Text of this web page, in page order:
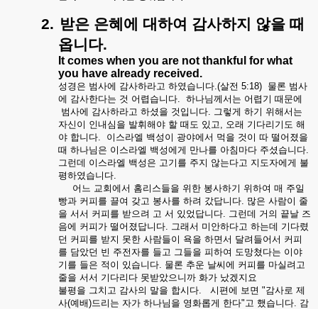
2. 받은 은혜에 대하여 감사하지 않을 때
옵니다.
It comes when you are not thankful for what
you have already received.
성경은 범사에 감사하라고 하였습니다 .(살전 5:18) 물론 범사
에 감사한다는 것 어렵습니다 하나님께서는 어렵기 때문에
범사에 감사하라고 하셨을 것입니다 그렇게 하기 위해서는
자신이 인내심을 발휘해야 할 때도 있고 오래 기다리기도 해
야 합니다 이스라엘 백성이 광야에서 먹을 것이 따 떨어졌을
때 하나님은 이스라엘 백성에게 만나를 아침마다 주셨습니다
그런데 이스라엘 백성은 고기를 주지 않는다고 지도자에게 불
평하였습니다
어느 교회에서 홈리스들을 위한 봉사하기 위하여 매 주일
빵과 커피를 끌여 갖고 봉사를 하려 갔답니다 많은 사람이 줄
을 서서 커피를 받으려 고 서 있었답니다 그런데 거의 끝날 즈
음에 커피가 떨어졌답니다 그래서 미안하다고 하는데 기다렸
던 커피를 받지 못한 사람들이 욕을 하면서 달려들어서 커피
를 담았던 빈 주전자를 들고 그들을 피하여 도망쳤다는 이야
기를 들은 적이 있습니다 물론 추운 날씨에 커피를 마실려고
줄을 서서 기다리다 못받았으니까 화가 났겠지요
불평을 그치고 감사의 말을 합시다 시편에 보면 "감사로 제
사(예배)드리는 자가 하나님을 영화롭게 한다" 고 했습니다 감